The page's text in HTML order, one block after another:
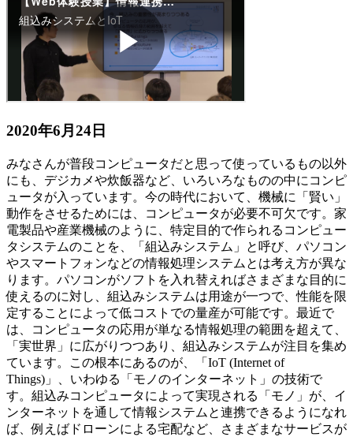
2020年6月24日
みなさんが普段コンピュータだと思って使っているもの以外
にも、デジカメや炊飯器など、いろいろなものの中にコンピ
ュータが入っています。今の時代において、機械に「賢い」
動作をさせるためには、コンピュータが必要不可欠です。家
電製品や産業機械のように、特定目的で作られるコンピュー
タシステムのことを、「組込みシステム」と呼び、パソコン
やスマートフォンなどの情報処理システムとは考え方が異な
ります。パソコンがソフトを入れ替えればさまざまな目的に
使えるのに対し、組込みシステムは用途が一つで、性能を限
定することによって低コストでの量産が可能です。最近で
は、コンピュータの応用が単なる情報処理の範囲を超えて、
「実世界」に広がりつつあり、組込みシステムが注目を集め
ています。この根本にあるのが、「IoT (Internet of
Things)」、いわゆる「モノのインターネット」の技術で
す。組込みコンピュータによって実現される「モノ」が、イ
ンターネットを通して情報システムと連携できるようになれ
ば、例えばドローンによる宅配など、さまざまなサービスが